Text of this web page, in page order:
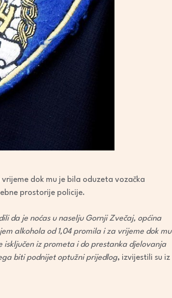
dok mu je bila oduzeta vozačka
prostorije policije.
da je noćas u naselju Gornji Zvečaj, općina
alkohola od 1,04 promila i za vrijeme dok mu
iz prometa i do prestanka djelovanja
biti podnijet optužni prijedlog, izvijestili su iz